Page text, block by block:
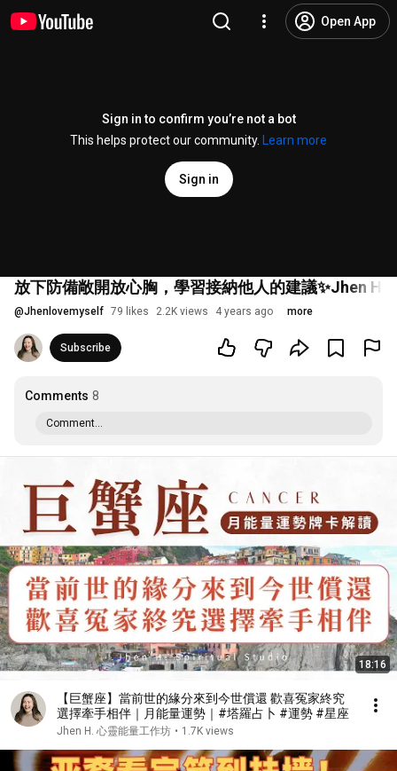
Open App
Sign in to confirm you’re not a bot
This helps protect our community.
Learn more
Sign in
放下防備敞開放心胸，學習接納他人的建議✨Jhen
@Jhenlovemyself 79 likes 2.2K views 4 years ago more
Subscribe
Comments 8
Comment...
18:16
【巨蟹座】當前世的緣分來到今世償還 歡喜冤家終究
選擇牽手相伴｜月能量運勢｜#塔羅占卜 #運勢 #星座
Jhen H. 心靈能量工作坊 • 1.7K views